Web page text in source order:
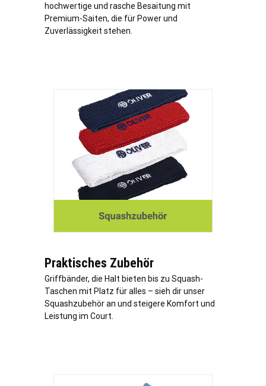
hochwertige und rasche Besaitung mit
Premium-Saiten, die für Power und
Zuverlässigkeit stehen.
Praktisches Zubehör
Griffbänder, die Halt bieten bis zu Squash-
Taschen mit Platz für alles – sieh dir unser
Squashzubehör an und steigere Komfort und
Leistung im Court.